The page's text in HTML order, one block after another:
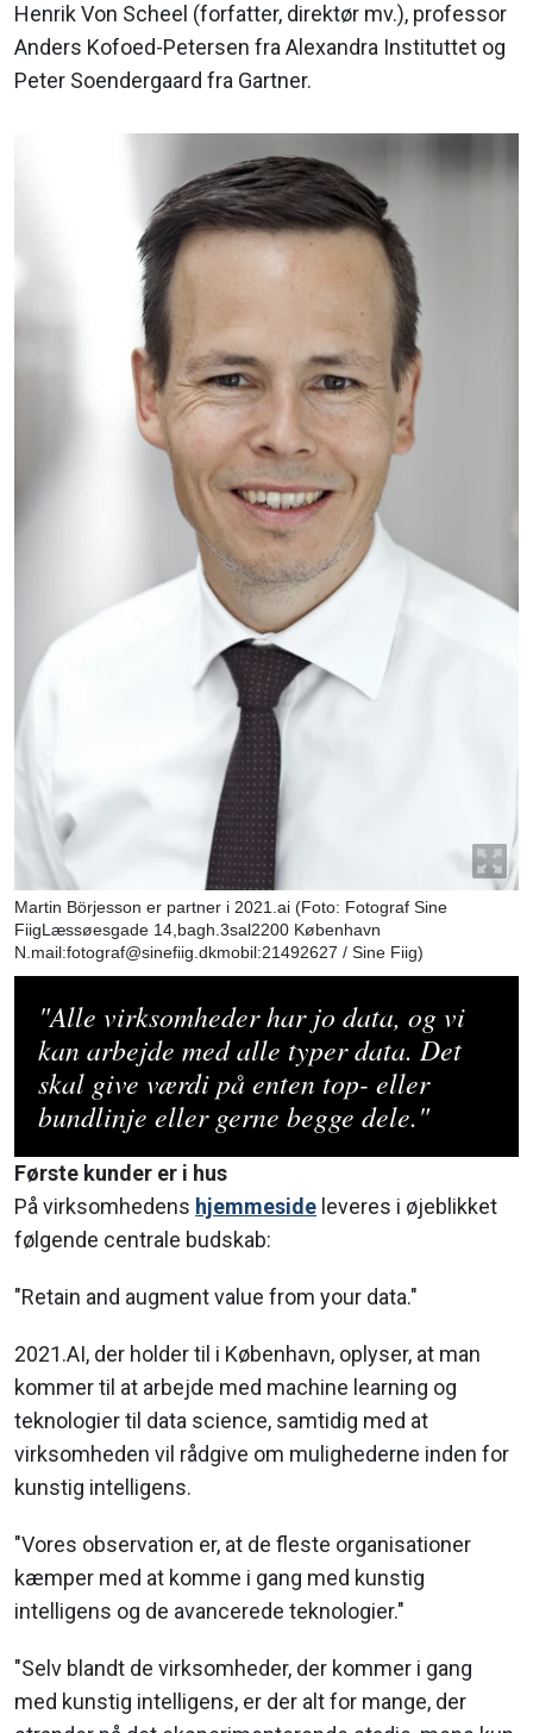
Henrik Von Scheel (forfatter, direktør mv.), professor
Anders Kofoed-Petersen fra Alexandra Instituttet og
Peter Soendergaard fra Gartner.
Martin Börjesson er partner i 2021.ai (Foto: Fotograf Sine
FiigLæssøesgade 14,bagh.3sal2200 København
N.mail:fotograf@sinefiig.dkmobil:21492627 / Sine Fiig)
"Alle virksomheder har jo data, og vi
kan arbejde med alle typer data. Det
skal give værdi på enten top- eller
bundlinje eller gerne begge dele."
Første kunder er i hus
På virksomhedens hjemmeside leveres i øjeblikket
følgende centrale budskab:
"Retain and augment value from your data."
2021.AI, der holder til i København, oplyser, at man
kommer til at arbejde med machine learning og
teknologier til data science, samtidig med at
virksomheden vil rådgive om mulighederne inden for
kunstig intelligens.
"Vores observation er, at de fleste organisationer
kæmper med at komme i gang med kunstig
intelligens og de avancerede teknologier."
"Selv blandt de virksomheder, der kommer i gang
med kunstig intelligens, er der alt for mange, der